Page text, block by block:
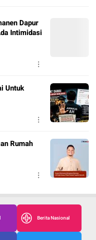
Dapur
Intimidasi
Untuk
Rumah
Berita Nasional